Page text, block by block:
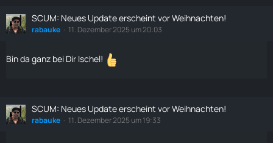
SCUM: Neues Update erscheint vor Weihnachten!
rabauke 11. Dezember 2025 um 20:03
Bin da ganz bei Dir Ischel!
SCUM: Neues Update erscheint vor Weihnachten!
rabauke 11. Dezember 2025 um 19:33